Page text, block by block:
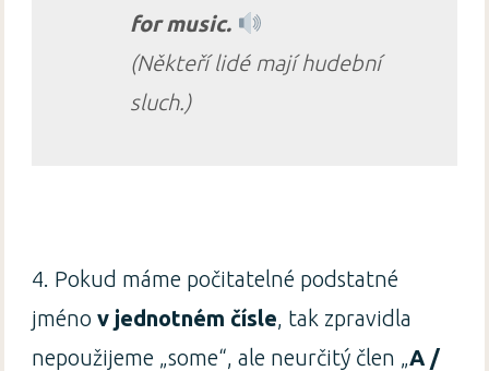
for music.
(Někteří lidé mají hudební
sluch.)
4. Pokud máme počitatelné podstatné
jménov jednotném čísle , tak zpravidla
nepoužijeme „some“, ale neurčitý člen „ A /